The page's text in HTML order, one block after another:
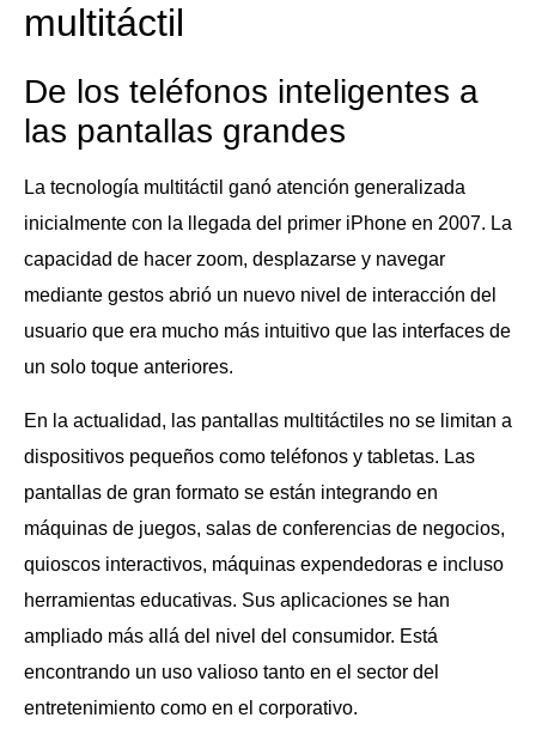
multitáctil
De los teléfonos inteligentes a
las pantallas grandes
La tecnología multitáctil ganó atención generalizada
inicialmente con la llegada del primer iPhone en 2007. La
capacidad de hacer zoom, desplazarse y navegar
mediante gestos abrió un nuevo nivel de interacción del
usuario que era mucho más intuitivo que las interfaces de
un solo toque anteriores.
En la actualidad, las pantallas multitáctiles no se limitan a
dispositivos pequeños como teléfonos y tabletas. Las
pantallas de gran formato se están integrando en
máquinas de juegos, salas de conferencias de negocios,
quioscos interactivos, máquinas expendedoras e incluso
herramientas educativas. Sus aplicaciones se han
ampliado más allá del nivel del consumidor. Está
encontrando un uso valioso tanto en el sector del
entretenimiento como en el corporativo.